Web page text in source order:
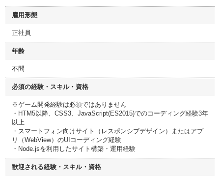
雇用形態
正社員
年齢
不問
必須の経験・スキル・資格
※ゲーム開発経験は必須ではありません
・HTM5以降、CSS3、JavaScript(ES2015)でのコーディング経験3年
以上
・スマートフォン向けサイト（レスポンシブデザイン）またはアプ
リ（WebView）のUIコーディング経験
・Node.jsを利用したサイト構築・運用経験
歓迎される経験・スキル・資格